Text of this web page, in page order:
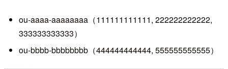
ou-aaaa-aaaaaaaa（111111111111, 222222222222,
333333333333）
ou-bbbb-bbbbbbbb（444444444444, 555555555555）